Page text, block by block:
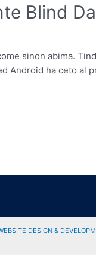
Blind
sinon abima.
ha ceto al
DESIGN &